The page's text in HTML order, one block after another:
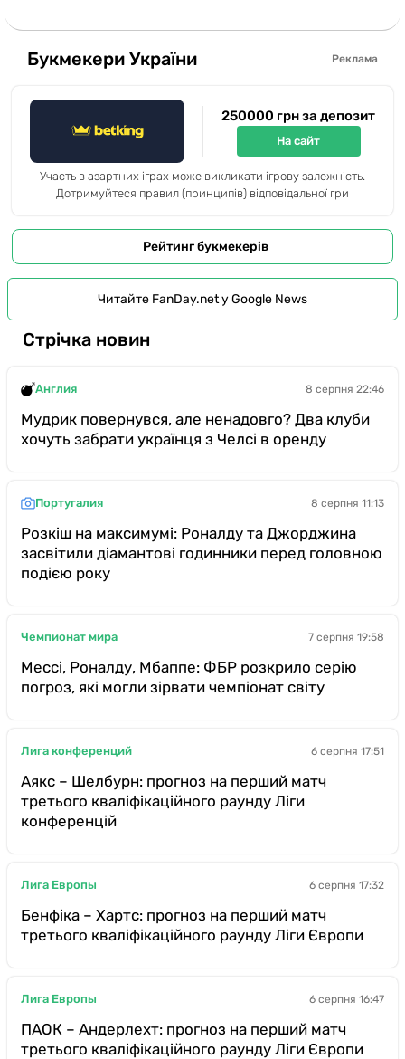
Букмекери України Реклама
250000 грн за депозит
На сайт
Участь в азартних іграх може викликати ігрову залежність.
Дотримуйтеся правил (принципів) відповідальної гри
Рейтинг букмекерів
Читайте FanDay.net у Google News
Стрічка новин
Англия 8 серпня 22:46
Мудрик повернувся, але ненадовго? Два клуби
хочуть забрати українця з Челсі в оренду
Португалия 8 серпня 11:13
Розкіш на максимумі: Роналду та Джорджина
засвітили діамантові годинники перед головною
подією року
Чемпионат мира 7 серпня 19:58
Мессі, Роналду, Мбаппе: ФБР розкрило серію
погроз, які могли зірвати чемпіонат світу
Лига конференций 6 серпня 17:51
Аякс – Шелбурн: прогноз на перший матч
третього кваліфікаційного раунду Ліги
конференцій
Лига Европы 6 серпня 17:32
Бенфіка – Хартс: прогноз на перший матч
третього кваліфікаційного раунду Ліги Європи
Лига Европы 6 серпня 16:47
ПАОК – Андерлехт: прогноз на перший матч
третього кваліфікаційного раунду Ліги Європи